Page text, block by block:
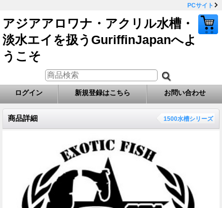
PCサイト
アジアアロワナ・アクリル水槽・
淡水エイを扱うGuriffinJapanへよ
うこそ
ログイン 新規登録はこちら お問い合わせ
商品詳細 1500水槽シリーズ